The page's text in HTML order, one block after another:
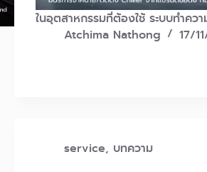
ในอุตสาหกรรมที่ต้องใช้ ระบบทำคว
Atchima Nathong
17/
service, บทความ